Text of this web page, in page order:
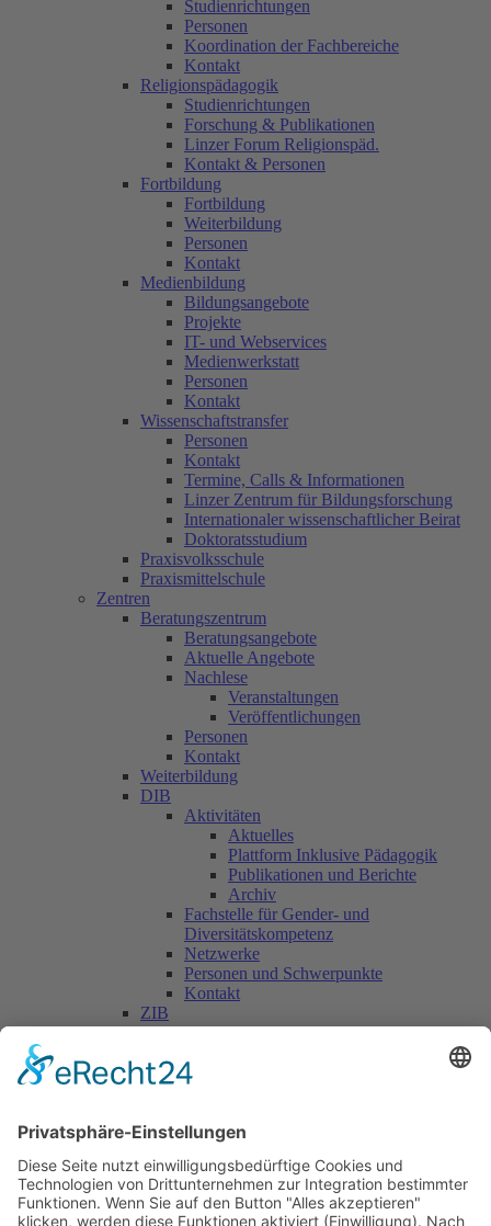
Studienrichtungen
Personen
Koordination der Fachbereiche
Kontakt
Religionspädagogik
Studienrichtungen
Forschung & Publikationen
Linzer Forum Religionspäd.
Kontakt & Personen
Fortbildung
Fortbildung
Weiterbildung
Personen
Kontakt
Medienbildung
Bildungsangebote
Projekte
IT- und Webservices
Medienwerkstatt
Personen
Kontakt
Wissenschaftstransfer
Personen
Kontakt
Termine, Calls & Informationen
Linzer Zentrum für Bildungsforschung
Internationaler wissenschaftlicher Beirat
Doktoratsstudium
Praxisvolksschule
Praxismittelschule
Zentren
Beratungszentrum
Beratungsangebote
Aktuelle Angebote
Nachlese
Veranstaltungen
Veröffentlichungen
Personen
Kontakt
Weiterbildung
DIB
Aktivitäten
Aktuelles
Plattform Inklusive Pädagogik
Publikationen und Berichte
Archiv
Fachstelle für Gender- und
Diversitätskompetenz
Netzwerke
Personen und Schwerpunkte
Kontakt
ZIB
Päd. Praktische Studien
Personen
Nationale Kooperationen
L.E.V.
Nachlese
Soziales Engagement